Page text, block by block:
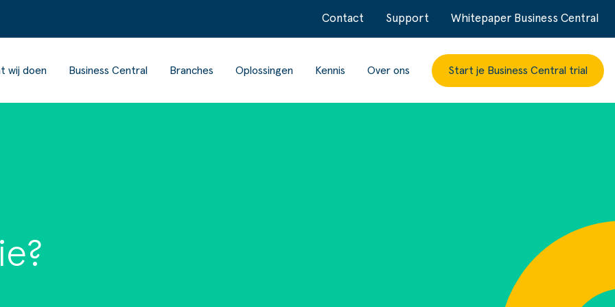
Contact Support Whitepaper Business Central
wij doen Business Central Branches Oplossingen Kennis Over ons Start je Business Central trial